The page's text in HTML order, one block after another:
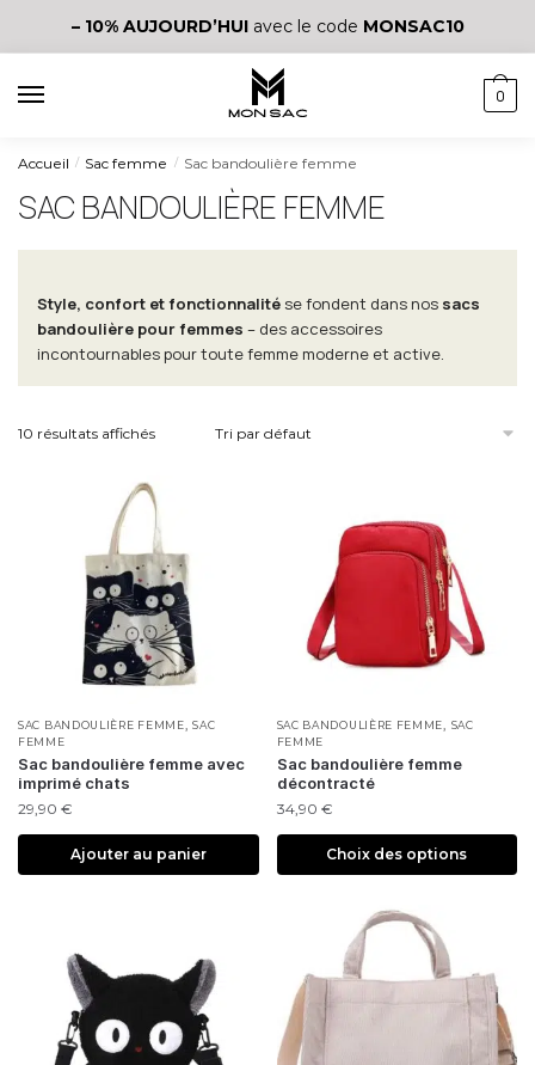
– 10% AUJOURD’HUIavec le code MONSAC10
0
Accueil / Sac femme / Sac bandoulière femme
SAC BANDOULIÈRE FEMME
Style, confort et fonctionnalitése fondent dans nos sacs
bandoulière pour femmes – des accessoires
incontournables pour toute femme moderne et active.
10 résultats affichés
SAC BANDOULIÈRE FEMME ,SAC
FEMME
Sac bandoulière femme avec
imprimé chats
29,90 €
Ajouter au panier
SAC BANDOULIÈRE FEMME
SAC
FEMME
Sac bandoulière femme
décontracté
34,90 €
Choix des options